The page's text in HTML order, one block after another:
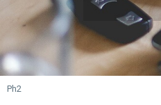
Ph2